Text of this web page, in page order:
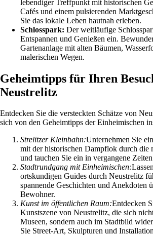
lebendiger Treffpunkt mit historischen
Cafés und einem pulsierenden
Sie das lokale Leben hautnah erleben.
Schlosspark: Der weitläufige
Entspannen und Genießen ein.
Gartenanlage mit alten Bäumen,
malerischen Wegen.
Geheimtipps für Ihren
Neustrelitz
Entdecken Sie die versteckten Schätze von
sich von den Geheimtipps der Einheimischen
Strelitzer Kleinbahn:Unternehmen Sie
mit der historischen Dampflok durch die
und tauchen Sie ein in vergangene
Stadtrundgang mit Einheimischen:
ortskundigen Guides durch Neustrelitz
spannende Geschichten und Anekdoten
Bewohner.
Kunst im öffentlichen Raum:Entdecken
Kunstszene von Neustrelitz, die sich
Museen, sondern auch im Stadtbild
Sie Street-Art, Skulpturen und